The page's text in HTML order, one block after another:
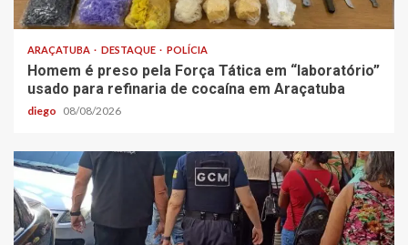
ARAÇATUBA DESTAQUE POLÍCIA
Homem é preso pela Força Tática em “laboratório”
usado para refinaria de cocaína em Araçatuba
diego 08/08/2026